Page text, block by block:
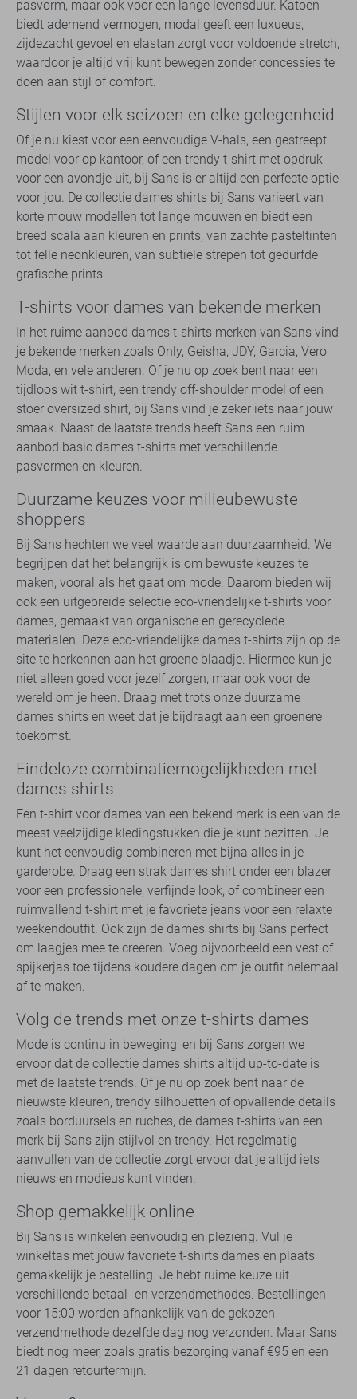
pasvorm, maar ook voor een lange levensduur. Katoen
biedt ademend vermogen, modal geeft een luxueus,
zijdezacht gevoel en elastan zorgt voor voldoende stretch,
waardoor je altijd vrij kunt bewegen zonder concessies te
doen aan stijl of comfort.
Stijlen voor elk seizoen en elke gelegenheid
Of je nu kiest voor een eenvoudige V-hals, een gestreept
model voor op kantoor, of een trendy t-shirt met opdruk
voor een avondje uit, bij Sans is er altijd een perfecte optie
voor jou. De collectie dames shirts bij Sans varieert van
korte mouw modellen tot lange mouwen en biedt een
breed scala aan kleuren en prints, van zachte pasteltinten
tot felle neonkleuren, van subtiele strepen tot gedurfde
grafische prints.
T-shirts voor dames van bekende merken
In het ruime aanbod dames t-shirts merken van Sans vind
je bekende merken zoals Only, Geisha, JDY, Garcia, Vero
Moda, en vele anderen. Of je nu op zoek bent naar een
tijdloos wit t-shirt, een trendy off-shoulder model of een
stoer oversized shirt, bij Sans vind je zeker iets naar jouw
smaak. Naast de laatste trends heeft Sans een ruim
aanbod basic dames t-shirts met verschillende
pasvormen en kleuren.
Duurzame keuzes voor milieubewuste
shoppers
Bij Sans hechten we veel waarde aan duurzaamheid. We
begrijpen dat het belangrijk is om bewuste keuzes te
maken, vooral als het gaat om mode. Daarom bieden wij
ook een uitgebreide selectie eco-vriendelijke t-shirts voor
dames, gemaakt van organische en gerecyclede
materialen. Deze eco-vriendelijke dames t-shirts zijn op de
site te herkennen aan het groene blaadje. Hiermee kun je
niet alleen goed voor jezelf zorgen, maar ook voor de
wereld om je heen. Draag met trots onze duurzame
dames shirts en weet dat je bijdraagt aan een groenere
toekomst.
Eindeloze combinatiemogelijkheden met
dames shirts
Een t-shirt voor dames van een bekend merk is een van de
meest veelzijdige kledingstukken die je kunt bezitten. Je
kunt het eenvoudig combineren met bijna alles in je
garderobe. Draag een strak dames shirt onder een blazer
voor een professionele, verfijnde look, of combineer een
ruimvallend t-shirt met je favoriete jeans voor een relaxte
weekendoutfit. Ook zijn de dames shirts bij Sans perfect
om laagjes mee te creëren. Voeg bijvoorbeeld een vest of
spijkerjas toe tijdens koudere dagen om je outfit helemaal
af te maken.
Volg de trends met onze t-shirts dames
Mode is continu in beweging, en bij Sans zorgen we
ervoor dat de collectie dames shirts altijd up-to-date is
met de laatste trends. Of je nu op zoek bent naar de
nieuwste kleuren, trendy silhouetten of opvallende details
zoals borduursels en ruches, de dames t-shirts van een
merk bij Sans zijn stijlvol en trendy. Het regelmatig
aanvullen van de collectie zorgt ervoor dat je altijd iets
nieuws en modieus kunt vinden.
Shop gemakkelijk online
Bij Sans is winkelen eenvoudig en plezierig. Vul je
winkeltas met jouw favoriete t-shirts dames en plaats
gemakkelijk je bestelling. Je hebt ruime keuze uit
verschillende betaal- en verzendmethodes. Bestellingen
voor 15:00 worden afhankelijk van de gekozen
verzendmethode dezelfde dag nog verzonden. Maar Sans
biedt nog meer, zoals gratis bezorging vanaf €95 en een
21 dagen retourtermijn.